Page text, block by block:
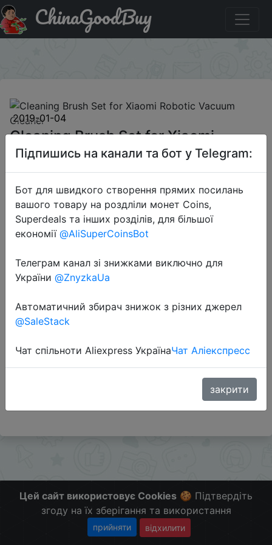
Купити по знижці GBAFFYL414 Cleaning Brush Set for
Xiaomi Robotic Vacuum Cleaner
ChinaGoodBuy
2019-01-04
Cleaning Brush Set for Xiaomi
Robotic Vacuum Cleaner
$8.99
Перейти до магазину
Додаткова інформація відсутня.
Слідкуйте за знижками на мобільному, в телеграм
Цей сайт використовує Cookies 🍪 Підтвердіть
згоду на їх зберігання та використання
прийняти відхилити
Підпишись на канали та бот у Telegram:
Бот для швидкого створення прямих посилань
вашого товару на роздліли монет Coins,
Superdeals та інших розділів, для більшої
економії @AliSuperCoinsBot
Телеграм канал зі знижками виключно для
України @ZnyzkaUa
Автоматичний збирач знижок з різних джерел
@SaleStack
Чат спільноти Aliexpress УкраїнаЧат Аліекспресс
закрити